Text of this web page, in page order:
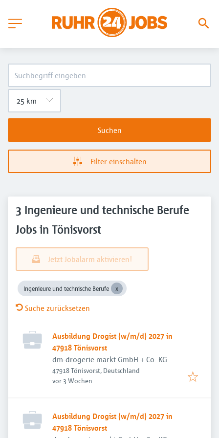
Suchen
Filter einschalten
3 Ingenieure und technische Berufe
Jobs in Tönisvorst
Jetzt Jobalarm aktivieren!
Ingenieure und technische Berufe
Suche zurücksetzen
Ausbildung Drogist (w/m/d) 2027 in
47918 Tönisvorst
dm-drogerie markt GmbH + Co. KG
47918 Tönisvorst, Deutschland
Veröffentlicht
vor 3 Wochen
Ausbildung Drogist (w/m/d) 2027 in
47918 Tönisvorst